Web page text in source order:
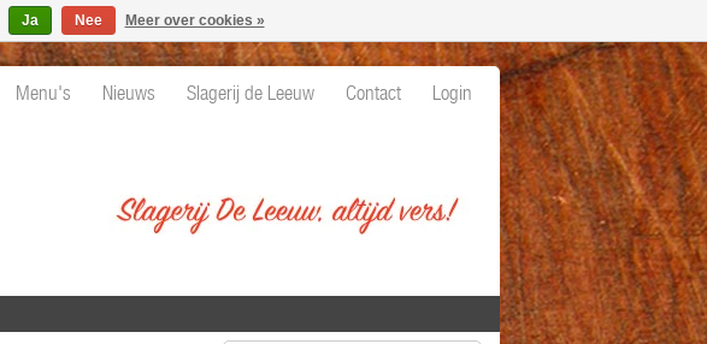
Menu's Nieuws Slagerij de Leeuw Contact Login
Ja Nee Meer over cookies »